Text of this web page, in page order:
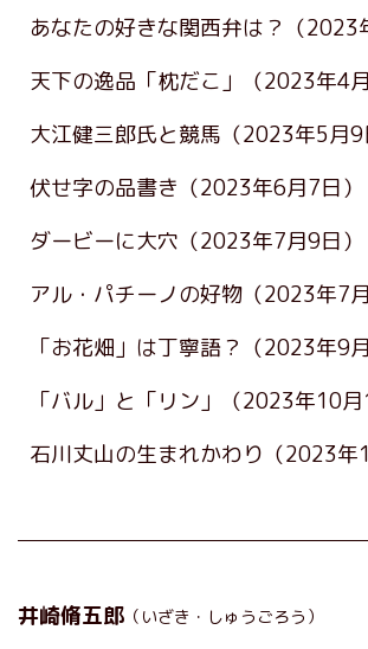
あなたの好きな関西弁は？ （2023
天下の逸品「枕だこ」
（2023年4
大江健三郎氏と競馬 （2023年5月9
伏せ字の品書き （2023年6月7日）
ダービーに大穴 （2023年7月9日）
アル・パチーノの好物 （2023年7
「お花畑」は丁寧語？ （2023年9
「バル」と「リン」
（2023年10月
石川丈山の生まれかわり （2023年
井崎脩五郎 （いざき・しゅうごろう）